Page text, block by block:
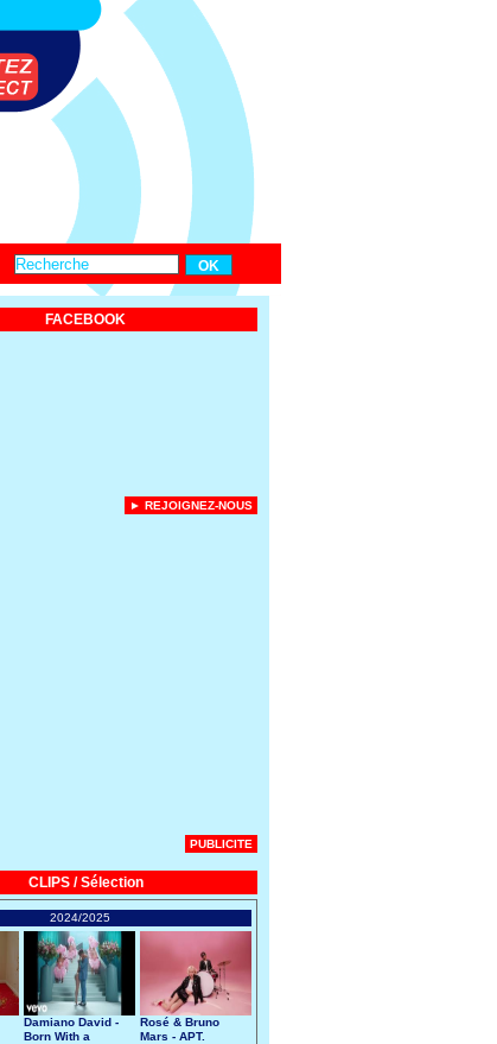
FACEBOOK
► REJOIGNEZ-NOUS
PUBLICITE
CLIPS / Sélection
2024/2025
Damiano David -
Born With a
Rosé & Bruno
Mars - APT.